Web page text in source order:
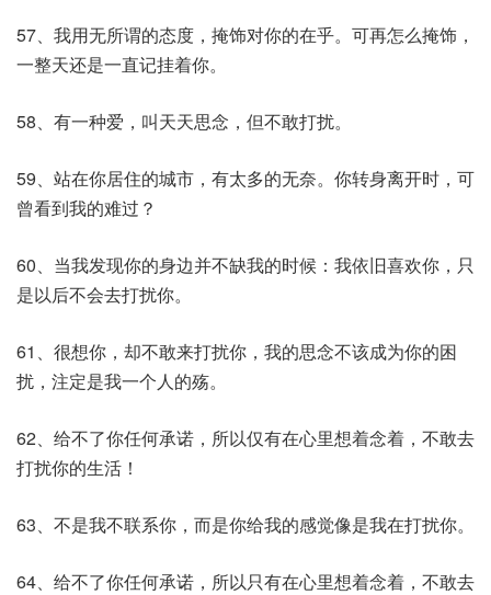
57、我用无所谓的态度，掩饰对你的在乎。可再怎么掩饰，
一整天还是一直记挂着你。
58、有一种爱，叫天天思念，但不敢打扰。
59、站在你居住的城市，有太多的无奈。你转身离开时，可
曾看到我的难过？
60、当我发现你的身边并不缺我的时候：我依旧喜欢你，只
是以后不会去打扰你。
61、很想你，却不敢来打扰你，我的思念不该成为你的困
扰，注定是我一个人的殇。
62、给不了你任何承诺，所以仅有在心里想着念着，不敢去
打扰你的生活！
63、不是我不联系你，而是你给我的感觉像是我在打扰你。
64、给不了你任何承诺，所以只有在心里想着念着，不敢去